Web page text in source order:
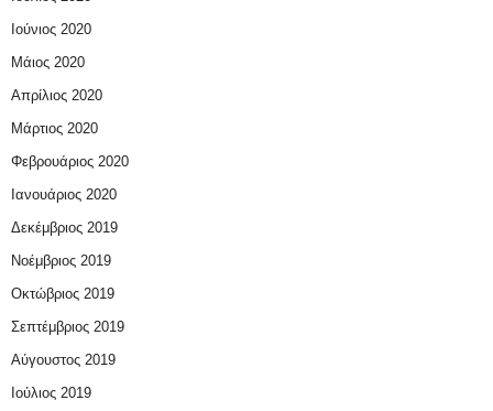
Ιούνιος 2020
Μάιος 2020
Απρίλιος 2020
Μάρτιος 2020
Φεβρουάριος 2020
Ιανουάριος 2020
Δεκέμβριος 2019
Νοέμβριος 2019
Οκτώβριος 2019
Σεπτέμβριος 2019
Αύγουστος 2019
Ιούλιος 2019